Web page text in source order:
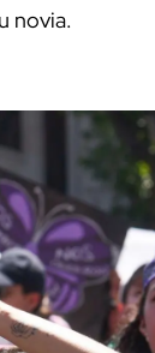
novia.